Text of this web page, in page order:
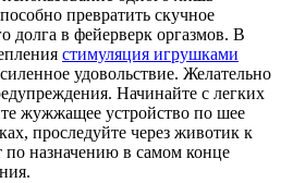
превратить скучное
долга в фейерверк оргазмов. В
стимуляция игрушками
удовольствие. Желательно
Начинайте с легких
жужжащее устройство по шее
проследуйте через животик к
по назначению в самом конце